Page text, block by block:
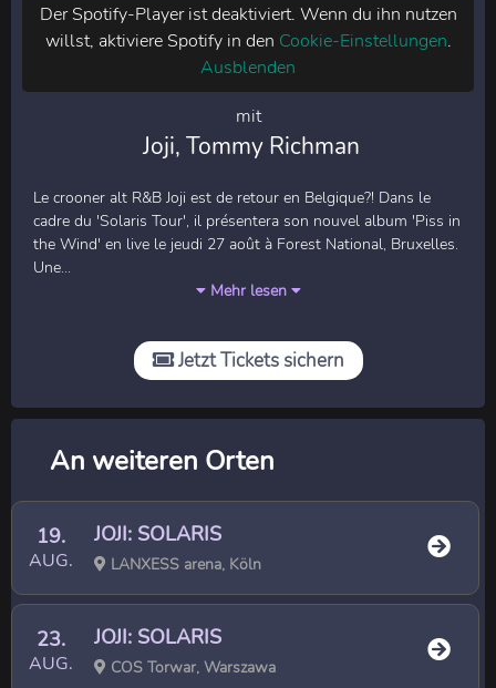
Der Spotify-Player ist deaktiviert. Wenn du ihn nutzen
willst, aktiviere Spotify in den Cookie-Einstellungen.
Ausblenden
mit
Joji, Tommy Richman
Le crooner alt R&B Joji est de retour en Belgique?! Dans le
cadre du 'Solaris Tour', il présentera son nouvel album 'Piss in
the Wind' en live le jeudi 27 août à Forest National, Bruxelles.
Une...
Mehr lesen
Jetzt Tickets sichern
An weiteren Orten
19.
AUG.
JOJI: SOLARIS
LANXESS arena, Köln
23.
AUG.
JOJI: SOLARIS
COS Torwar, Warszawa